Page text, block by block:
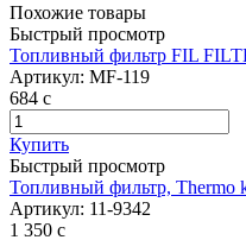
Похожие товары
Быстрый просмотр
Топливный фильтр FIL
Артикул: MF-119
684 c
Купить
Быстрый просмотр
Топливный фильтр, Thermo
Артикул: 11-9342
1 350 c